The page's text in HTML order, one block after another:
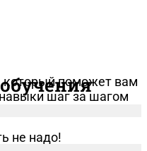
который поможет вам
шаг за шагом
не надо!